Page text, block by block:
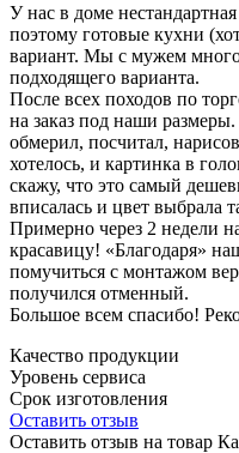
У нас в доме
поэтому готовые кухни
вариант. Мы с мужем
подходящего варианта.
После всех походов по
на заказ под наши
обмерил, посчитал,
хотелось, и картинка в
скажу, что это самый
вписалась и цвет выбрала
Примерно через 2 недели
красавицу! «Благодаря»
помучиться с монтажом
получился отменный.
Большое всем спасибо!
Качество продукции
Уровень сервиса
Срок изготовления
Оставить отзыв
Оставить отзыв на товар